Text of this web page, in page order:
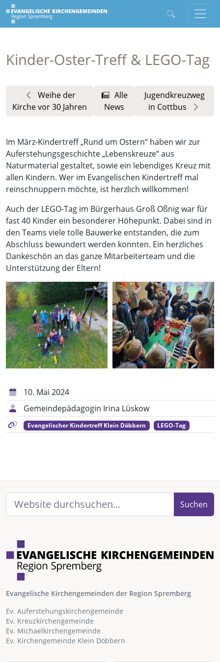
Kinder-Oster-Treff & LEGO-Tag
Weihe der
Kirche vor 30 Jahren
Alle
News
Jugendkreuzweg
in Cottbus
Im März-Kindertreff „Rund um Ostern“ haben wir zur
Auferstehungsgeschichte „Lebenskreuze“ aus
Naturmaterial gestaltet, sowie ein lebendiges Kreuz mit
allen Kindern. Wer im Evangelischen Kindertreff mal
reinschnuppern möchte, ist herzlich willkommen!
Auch der LEGO-Tag im Bürgerhaus Groß Oßnig war für
fast 40 Kinder ein besonderer Höhepunkt. Dabei sind in
den Teams viele tolle Bauwerke entstanden, die zum
Abschluss bewundert werden konnten. Ein herzliches
Dankeschön an das ganze Mitarbeiterteam und die
Unterstützung der Eltern!
10. Mai 2024
Gemeindepädagogin Irina Lüskow
Evangelischer Kindertreff Klein Döbbern LEGO-Tag
Suchen
Evangelische Kirchengemeinden der Region Spremberg
Ev. Auferstehungskirchengemeinde
Ev. Kreuzkirchengemeinde
Ev. Michaelkirchengemeinde
Ev. Kirchengemeinde Klein Döbbern